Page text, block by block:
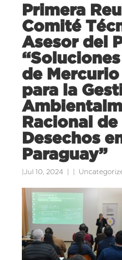
Primera
Comité
Asesor del
de Mercurio
para la
Racional de
Desechos
Paraguay”
Jul 10, 2024